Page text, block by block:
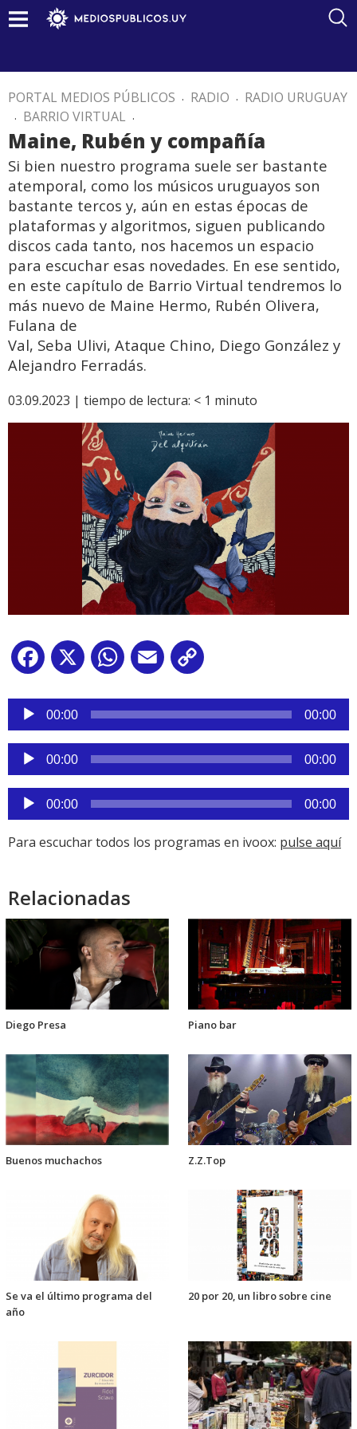
PORTAL MEDIOS PÚBLICOS . RADIO . RADIO URUGUAY
. BARRIO VIRTUAL .
Maine, Rubén y compañía
Si bien nuestro programa suele ser bastante
atemporal, como los músicos uruguayos son
bastante tercos y, aún en estas épocas de
plataformas y algoritmos, siguen publicando
discos cada tanto, nos hacemos un espacio
para escuchar esas novedades. En ese sentido,
en este capítulo de Barrio Virtual tendremos lo
más nuevo de Maine Hermo, Rubén Olivera,
Fulana de
Val, Seba Ulivi, Ataque Chino, Diego González y
Alejandro Ferradás.
03.09.2023 | tiempo de lectura: < 1 minuto
Facebook
X WhatsApp
Email
Reproductor
audio
00:00 00:00
Reproductor
de
audio
00:00 00:00
Reproductor
de
audio
00:00 00:00
Para escuchar todos los programas en ivoox: pulse aquí
Relacionadas
Diego Presa Piano bar
Buenos muchachos Z.Z.Top
Se va el último programa del
año
20 por 20, un libro sobre cine